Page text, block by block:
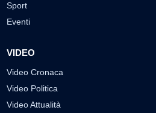
Sport
Eventi
VIDEO
Video Cronaca
Video Politica
Video Attualità